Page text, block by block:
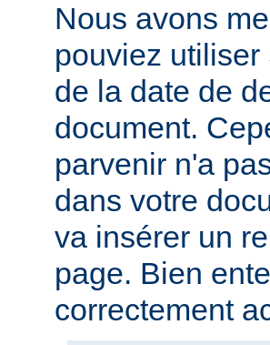
Nous avons
pouviez
de la date de
document.
parvenir n'a
dans votre
va insérer un
page. Bien
correctement